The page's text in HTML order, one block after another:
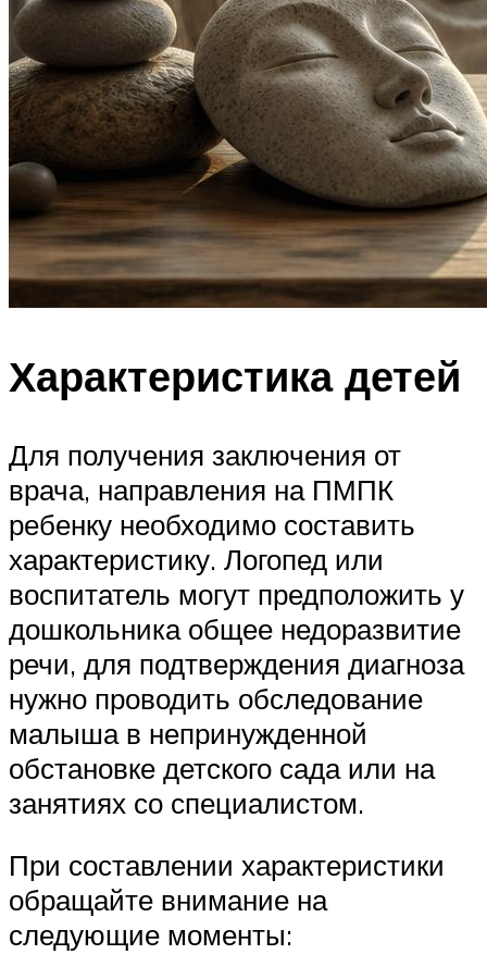
Характеристика детей
Для получения заключения от
врача, направления на ПМПК
ребенку необходимо составить
характеристику. Логопед или
воспитатель могут предположить у
дошкольника общее недоразвитие
речи, для подтверждения диагноза
нужно проводить обследование
малыша в непринужденной
обстановке детского сада или на
занятиях со специалистом.
При составлении характеристики
обращайте внимание на
следующие моменты: